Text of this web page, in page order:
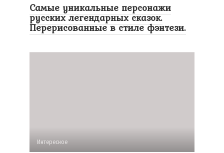
Самые уникальные персонажи
русских легендарных сказок.
Перерисованные в стиле фэнтези.
Интересное